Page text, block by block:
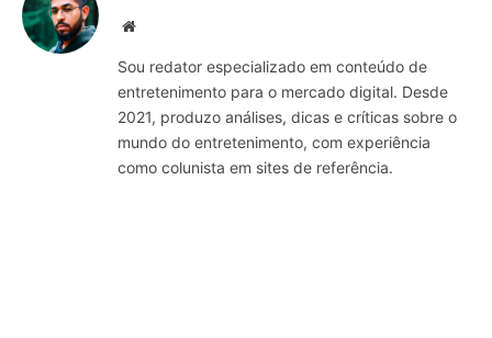
Website
Sou redator especializado em conteúdo de
entretenimento para o mercado digital. Desde
2021, produzo análises, dicas e críticas sobre o
mundo do entretenimento, com experiência
como colunista em sites de referência.